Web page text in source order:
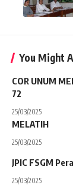
You Might
COR UNUM
72
25/03/2025
MELATIH
25/03/2025
JPIC FSGM
25/03/2025